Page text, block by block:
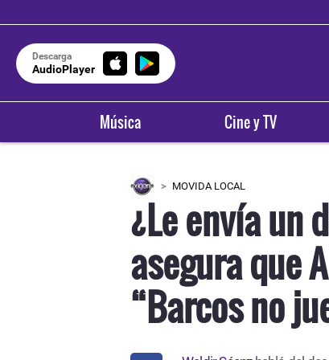
Descarga
AudioPlayer
Música Cine y TV
MOVIDA LOCAL
¿Le envía un
asegura que
“Barcos no